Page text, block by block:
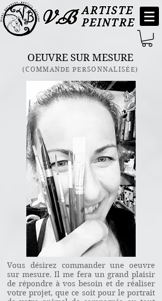
V.B ARTISTE
PEINTRE
OEUVRE SUR MESURE
(COMMANDE PERSONNALISÉE)
Vous désirez commander une oeuvre
sur mesure. Il me fera un grand plaisir
de répondre à vos besoin et de réaliser
votre projet, que ce soit pour le portrait